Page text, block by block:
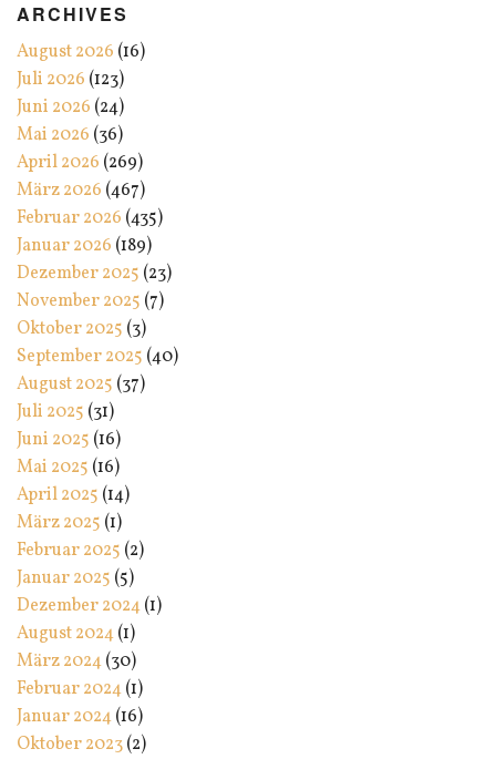
ARCHIVES
August 2026 (16)
Juli 2026 (123)
Juni 2026 (24)
Mai 2026 (36)
April 2026 (269)
März 2026 (467)
Februar 2026 (435)
Januar 2026 (189)
Dezember 2025 (23)
November 2025 (7)
Oktober 2025 (3)
September 2025 (40)
August 2025 (37)
Juli 2025 (31)
Juni 2025 (16)
Mai 2025 (16)
April 2025 (14)
März 2025 (1)
Februar 2025 (2)
Januar 2025 (5)
Dezember 2024(1)
August 2024(1)
März 2024(30)
Februar 2024(1)
Januar 2024(16)
Oktober 2023(2)